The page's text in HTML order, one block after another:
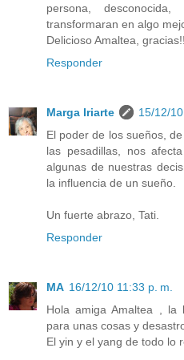
persona, desconocida,
transformaran en algo
Delicioso Amaltea, gracias!!
Responder
Marga Iriarte
15/12/
El poder de los sueños,
las pesadillas, nos
algunas de nuestras
la influencia de un sueño.
Un fuerte abrazo, Tati.
Responder
MA 16/12/10 11:33 p. m.
Hola amiga Amaltea , la
para unas cosas y
El yin y el yang de todo lo